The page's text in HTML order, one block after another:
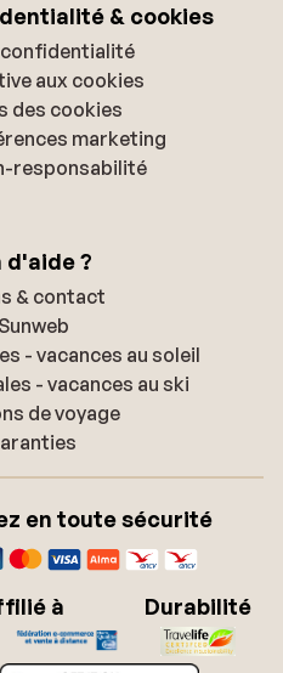
& cookies
aux cookies
des cookies
marketing
responsabilité
d'aide ?
& contact
- vacances au soleil
- vacances au ski
de voyage
en toute sécurité
à Durabilité